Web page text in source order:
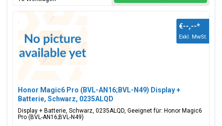
Honor Magic6 Pro (BVL-AN16;BVL-N49) Display +
Batterie, Schwarz, 0235ALQD
Display + Batterie, Schwarz, 0235ALQD, Geeignet für: Honor Magic6
Pro (BVL-AN16;BVL-N49)
€--,--*
Exkl. MwSt.